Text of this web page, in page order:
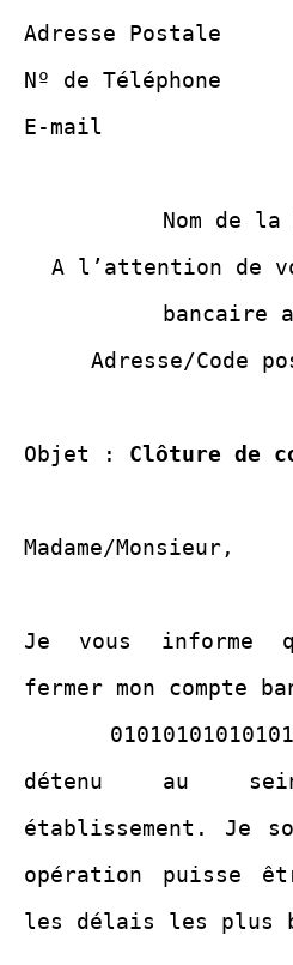
Adresse Postale
Nº de Téléphone
E-mail
Nom de la
A l’attention de
bancaire
Adresse/Code
Objet : Clôture de
Madame/Monsieur,
Je vous informe
fermer mon compte
détenu au
établissement. Je
opération puisse
les délais les plus